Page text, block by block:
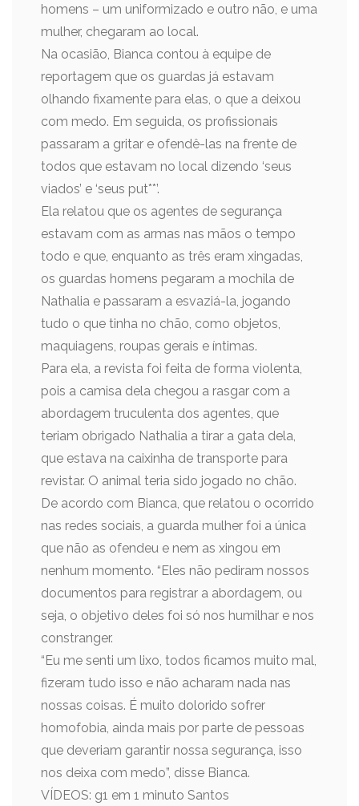
homens – um uniformizado e outro não, e uma
mulher, chegaram ao local.
Na ocasião, Bianca contou à equipe de
reportagem que os guardas já estavam
olhando fixamente para elas, o que a deixou
com medo. Em seguida, os profissionais
passaram a gritar e ofendê-las na frente de
todos que estavam no local dizendo ‘seus
viados’ e ‘seus put**’.
Ela relatou que os agentes de segurança
estavam com as armas nas mãos o tempo
todo e que, enquanto as três eram xingadas,
os guardas homens pegaram a mochila de
Nathalia e passaram a esvaziá-la, jogando
tudo o que tinha no chão, como objetos,
maquiagens, roupas gerais e íntimas.
Para ela, a revista foi feita de forma violenta,
pois a camisa dela chegou a rasgar com a
abordagem truculenta dos agentes, que
teriam obrigado Nathalia a tirar a gata dela,
que estava na caixinha de transporte para
revistar. O animal teria sido jogado no chão.
De acordo com Bianca, que relatou o ocorrido
nas redes sociais, a guarda mulher foi a única
que não as ofendeu e nem as xingou em
nenhum momento. “Eles não pediram nossos
documentos para registrar a abordagem, ou
seja, o objetivo deles foi só nos humilhar e nos
constranger.
“Eu me senti um lixo, todos ficamos muito mal,
fizeram tudo isso e não acharam nada nas
nossas coisas. É muito dolorido sofrer
homofobia, ainda mais por parte de pessoas
que deveriam garantir nossa segurança, isso
nos deixa com medo”, disse Bianca.
VÍDEOS: g1 em 1 minuto Santos